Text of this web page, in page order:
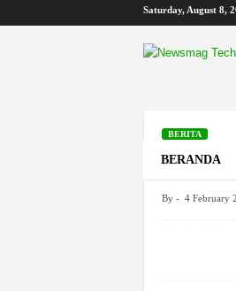
Saturday, August 8,
B
i
BERANDA
Home Berita
BERITA
By - 4 February